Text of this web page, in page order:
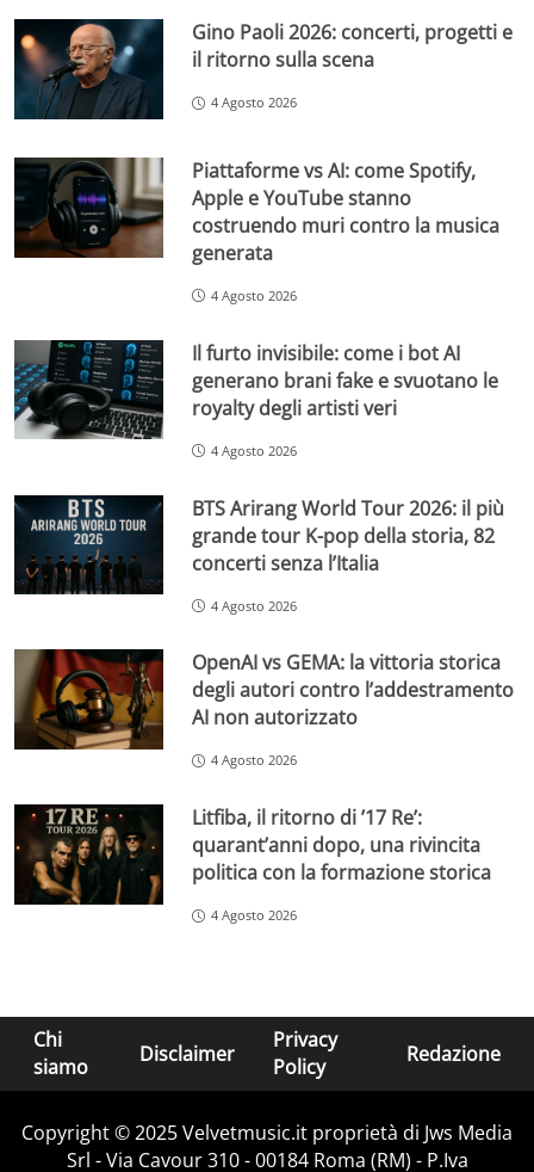
Gino Paoli 2026: concerti, progetti e
il ritorno sulla scena
4 Agosto 2026
Piattaforme vs AI: come Spotify,
Apple e YouTube stanno
costruendo muri contro la musica
generata
4 Agosto 2026
Il furto invisibile: come i bot AI
generano brani fake e svuotano le
royalty degli artisti veri
4 Agosto 2026
BTS Arirang World Tour 2026: il più
grande tour K-pop della storia, 82
concerti senza l’Italia
4 Agosto 2026
OpenAI vs GEMA: la vittoria storica
degli autori contro l’addestramento
AI non autorizzato
4 Agosto 2026
Litfiba, il ritorno di ’17 Re’:
quarant’anni dopo, una rivincita
politica con la formazione storica
4 Agosto 2026
Chi
siamo
Disclaimer
Privacy
Policy
Redazione
Copyright © 2025 Velvetmusic.it proprietà di Jws Media
Srl - Via Cavour 310 - 00184 Roma (RM) - P.Iva